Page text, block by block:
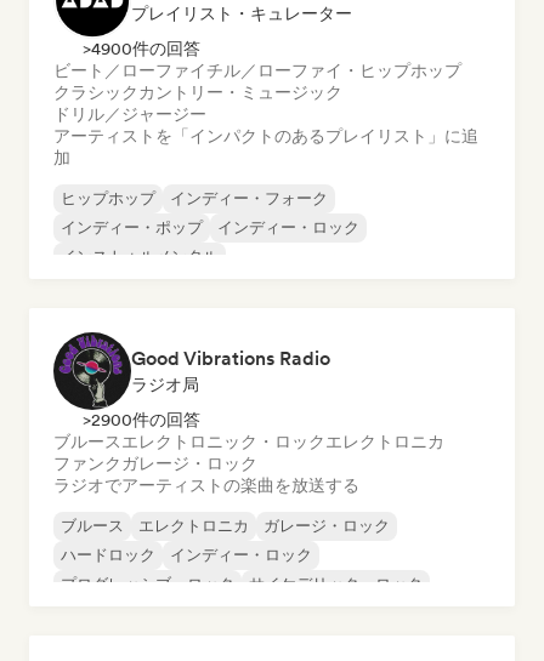
プレイリスト・キュレーター
>4900件の回答
ビート／ローファイチル／ローファイ・ヒップホップ
クラシック カントリー・ミュージック
ドリル／ジャージー
アーティストを「インパクトのあるプレイリスト」に追
加
ヒップホップ
インディー・フォーク
インディー・ポップ
インディー・ロック
インストゥルメンタル
Good Vibrations Radio
ラジオ局
>2900件の回答
ブルースエレクトロニック・ロックエレクトロニカ
ファンクガレージ・ロック
ラジオでアーティストの楽曲を放送する
ブルース エレクトロニカ
ガレージ・ロック
ハードロック
インディー・ロック
プログレッシブ・ロック
サイケデリック・ロック